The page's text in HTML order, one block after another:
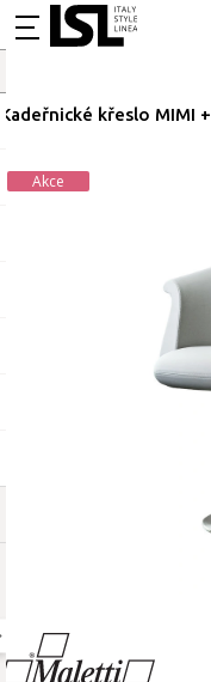
Kadeřnické křeslo MIMI
Akce